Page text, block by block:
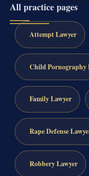
All practice pages
Attempt Lawyer
Child Pornography
Family Lawyer
Rape Defense
Robbery Lawyer